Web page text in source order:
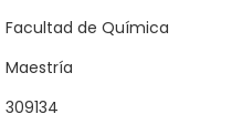
Facultad de Química
Maestría
309134